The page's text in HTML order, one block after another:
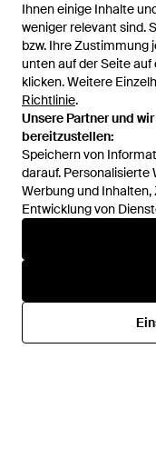
Ihnen einige Inhalte
weniger relevant sind.
bzw. Ihre Zustimmung
unten auf der Seite
klicken. Weitere
Richtlinie.
Unsere Partner und
bereitzustellen:
Speichern von
darauf. Personalisierte
Werbung und
Entwicklung von
Ihnen einige Inhalte
weniger relevant sind.
bzw. Ihre Zustimmung
unten auf der Seite
klicken. Weitere
Richtlinie.
Unsere Partner und
bereitzustellen:
Speichern von
darauf. Personalisierte
Werbung und
Entwicklung von
Jack & Jones
Sweatshirt Jjeternity -